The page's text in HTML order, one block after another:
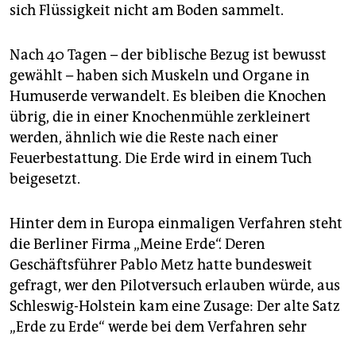
sich Flüssigkeit nicht am Boden sammelt.
Nach 40 Tagen – der biblische Bezug ist bewusst
gewählt – haben sich Muskeln und Organe in
Humuserde verwandelt. Es bleiben die Knochen
übrig, die in einer Knochenmühle zerkleinert
werden, ähnlich wie die Reste nach einer
Feuerbestattung. Die Erde wird in einem Tuch
beigesetzt.
Hinter dem in Europa einmaligen Verfahren steht
die Berliner Firma „Meine Erde“. Deren
Geschäftsführer Pablo Metz hatte bundesweit
gefragt, wer den Pilotversuch erlauben würde, aus
Schleswig-Holstein kam eine Zusage: Der alte Satz
„Erde zu Erde“ werde bei dem Verfahren sehr